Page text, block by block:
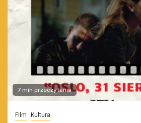
7 min przeczytania
Film Kultura